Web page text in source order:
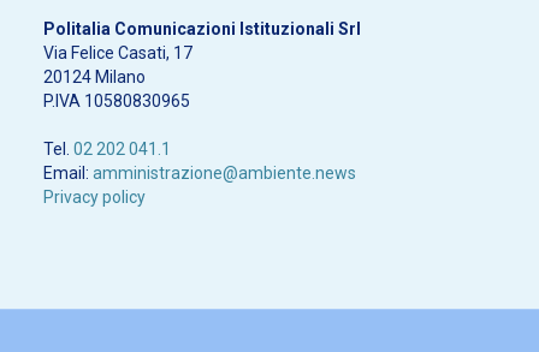
Politalia Comunicazioni Istituzionali Srl
Via Felice Casati, 17
20124 Milano
P.IVA 10580830965
Tel. 02 202 041.1
Email: amministrazione@ambiente.news
Privacy policy